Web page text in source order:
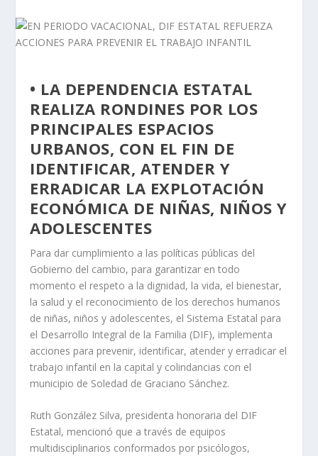
• LA DEPENDENCIA ESTATAL
REALIZA RONDINES POR LOS
PRINCIPALES ESPACIOS
URBANOS, CON EL FIN DE
IDENTIFICAR, ATENDER Y
ERRADICAR LA EXPLOTACIÓN
ECONÓMICA DE NIÑAS, NIÑOS Y
ADOLESCENTES
Para dar cumplimiento a las políticas públicas del
Gobierno del cambio, para garantizar en todo
momento el respeto a la dignidad, la vida, el bienestar,
la salud y el reconocimiento de los derechos humanos
de niñas, niños y adolescentes, el Sistema Estatal para
el Desarrollo Integral de la Familia (DIF), implementa
acciones para prevenir, identificar, atender y erradicar el
trabajo infantil en la capital y colindancias con el
municipio de Soledad de Graciano Sánchez.
Ruth González Silva, presidenta honoraria del DIF
Estatal, mencionó que a través de equipos
multidisciplinarios conformados por psicólogos,